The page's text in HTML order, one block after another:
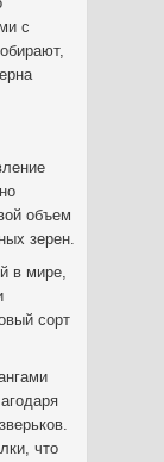
с
объем
зерен.
в мире,
сорт
что